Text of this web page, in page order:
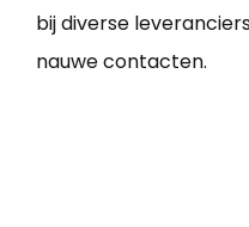
bij diverse
nauwe contacten.